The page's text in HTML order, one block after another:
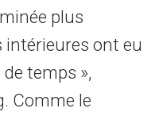
plus
intérieures ont eu
temps »,
Comme le